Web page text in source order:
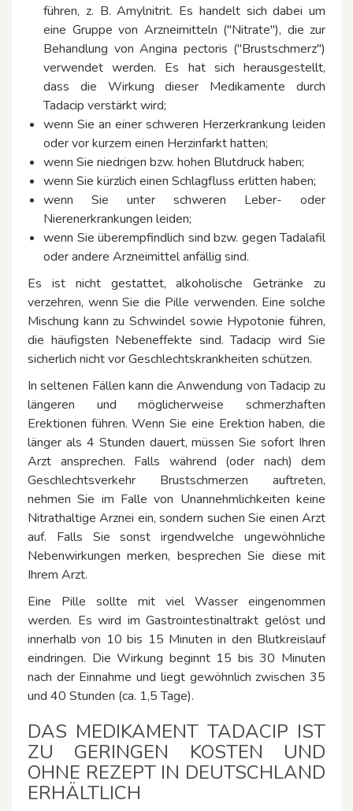
führen, z. B. Amylnitrit. Es handelt sich dabei um
eine Gruppe von Arzneimitteln (″Nitrate″), die zur
Behandlung von Angina pectoris (″Brustschmerz″)
verwendet werden. Es hat sich herausgestellt,
dass die Wirkung dieser Medikamente durch
Tadacip verstärkt wird;
wenn Sie an einer schweren Herzerkrankung leiden
oder vor kurzem einen Herzinfarkt hatten;
wenn Sie niedrigen bzw. hohen Blutdruck haben;
wenn Sie kürzlich einen Schlagfluss erlitten haben;
wenn Sie unter schweren Leber- oder
Nierenerkrankungen leiden;
wenn Sie überempfindlich sind bzw. gegen Tadalafil
oder andere Arzneimittel anfällig sind.
Es ist nicht gestattet, alkoholische Getränke zu
verzehren, wenn Sie die Pille verwenden. Eine solche
Mischung kann zu Schwindel sowie Hypotonie führen,
die häufigsten Nebeneffekte sind. Tadacip wird Sie
sicherlich nicht vor Geschlechtskrankheiten schützen.
In seltenen Fällen kann die Anwendung von Tadacip zu
längeren und möglicherweise schmerzhaften
Erektionen führen. Wenn Sie eine Erektion haben, die
länger als 4 Stunden dauert, müssen Sie sofort Ihren
Arzt ansprechen. Falls während (oder nach) dem
Geschlechtsverkehr Brustschmerzen auftreten,
nehmen Sie im Falle von Unannehmlichkeiten keine
Nitrathaltige Arznei ein, sondern suchen Sie einen Arzt
auf. Falls Sie sonst irgendwelche ungewöhnliche
Nebenwirkungen merken, besprechen Sie diese mit
Ihrem Arzt.
Eine Pille sollte mit viel Wasser eingenommen
werden. Es wird im Gastrointestinaltrakt gelöst und
innerhalb von 10 bis 15 Minuten in den Blutkreislauf
eindringen. Die Wirkung beginnt 15 bis 30 Minuten
nach der Einnahme und liegt gewöhnlich zwischen 35
und 40 Stunden (ca. 1,5 Tage).
DAS MEDIKAMENT TADACIP IST
ZU GERINGEN KOSTEN UND
OHNE REZEPT IN DEUTSCHLAND
ERHÄLTLICH